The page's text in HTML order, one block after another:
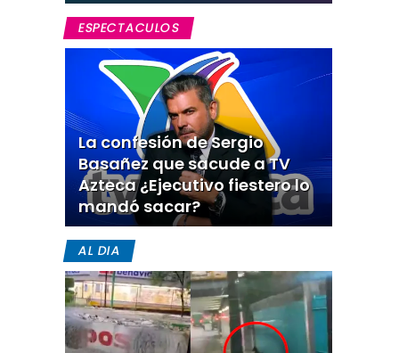
ESPECTACULOS
La confesión de Sergio
Basañez que sacude a TV
Azteca ¿Ejecutivo fiestero lo
mandó sacar?
AL DIA